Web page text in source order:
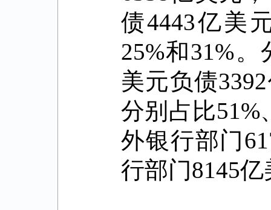
债4443亿美
25%和31%。
美元负债3392
分别占比51%
外银行部门
行部门8145亿